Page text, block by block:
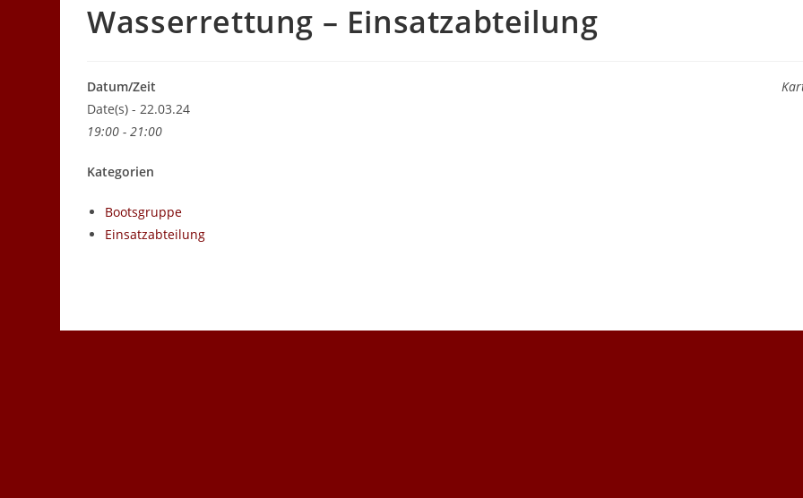
UMSCHALTEN
Wasserrettung – Einsatzabteilung
Datum/Zeit
Date(s) - 22.03.24
19:00 - 21:00
Kategorien
Bootsgruppe
Einsatzabteilung